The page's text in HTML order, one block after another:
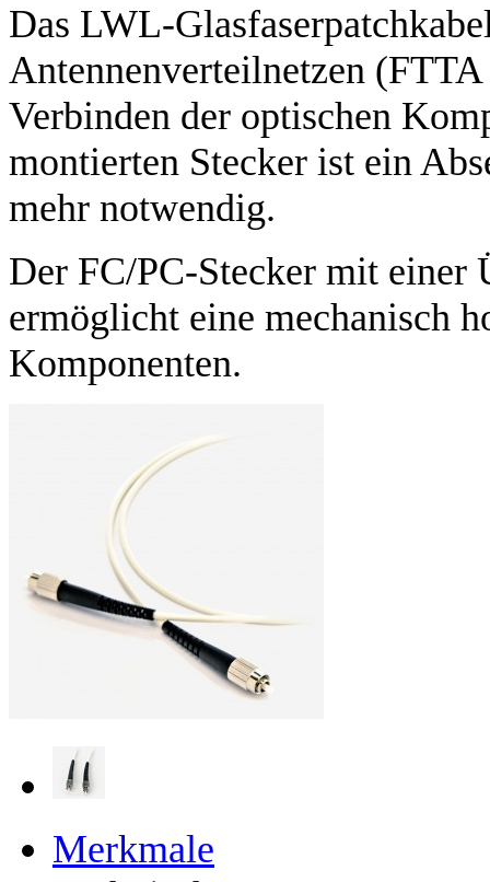
Das LWL-
Antennenverteilnetzen
Verbinden der optischen
montierten Stecker ist ein
mehr notwendig.
Der FC/PC-Stecker mit
ermöglicht eine mechanisch
Komponenten.
Merkmale